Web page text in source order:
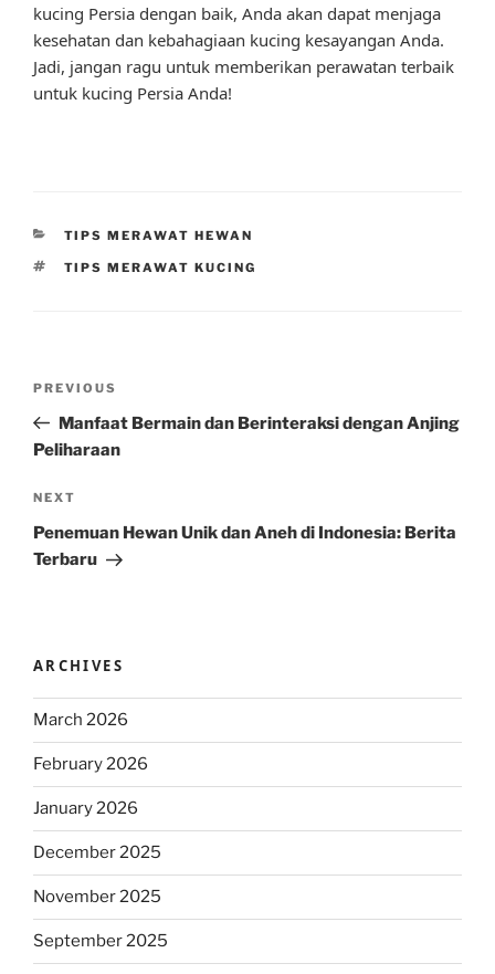
kucing Persia dengan baik, Anda akan dapat menjaga
kesehatan dan kebahagiaan kucing kesayangan Anda.
Jadi, jangan ragu untuk memberikan perawatan terbaik
untuk kucing Persia Anda!
CATEGORIES
TIPS MERAWAT HEWAN
TAGS
TIPS MERAWAT KUCING
Previous
Post
PREVIOUS
Manfaat Bermain dan Berinteraksi dengan Anjing
Peliharaan
Next
Post
NEXT
Penemuan Hewan Unik dan Aneh di Indonesia: Berita
Terbaru
ARCHIVES
March 2026
February 2026
January 2026
December 2025
November 2025
September 2025